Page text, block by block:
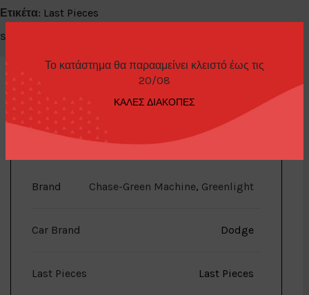
Το κατάστημα θα παρααμείνει κλειστό έως τις
20/08
ΚΑΛΕΣ ΔΙΑΚΟΠΕΣ
Ετικέτα: Last Pieces
Share:
ΕΠΙΠΛΈΟΝ ΠΛΗΡΟΦΟΡΊΕΣ
Brand Chase-Green Machine, Greenlight
Car Brand Dodge
Last Pieces Last Pieces